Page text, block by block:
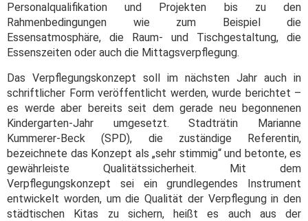
Personalqualifikation und Projekten bis zu den
Rahmenbedingungen wie zum Beispiel die
Essensatmosphäre, die Raum- und Tischgestaltung, die
Essenszeiten oder auch die Mittagsverpflegung.
Das Verpflegungskonzept soll im nächsten Jahr auch in
schriftlicher Form veröffentlicht werden, wurde berichtet –
es werde aber bereits seit dem gerade neu begonnenen
Kindergarten-Jahr umgesetzt. Stadträtin Marianne
Kummerer-Beck (SPD), die zuständige Referentin,
bezeichnete das Konzept als „sehr stimmig“ und betonte, es
gewährleiste Qualitätssicherheit. Mit dem
Verpflegungskonzept sei ein grundlegendes Instrument
entwickelt worden, um die Qualität der Verpflegung in den
städtischen Kitas zu sichern, heißt es auch aus der